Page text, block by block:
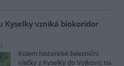
Kyselky vzniká biokoridor
)
Kolem historické železniční
vlečky z Kyselky do Vojkovic na